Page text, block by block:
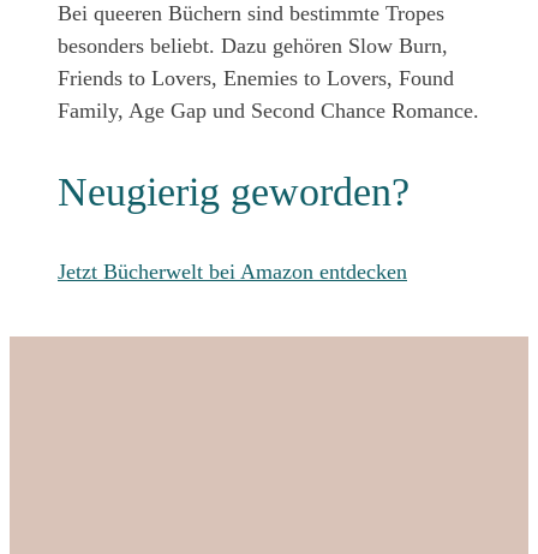
Bei queeren Büchern sind bestimmte Tropes
besonders beliebt. Dazu gehören Slow Burn,
Friends to Lovers, Enemies to Lovers, Found
Family, Age Gap und Second Chance Romance.
Neugierig geworden?
Jetzt Bücherwelt bei Amazon entdecken